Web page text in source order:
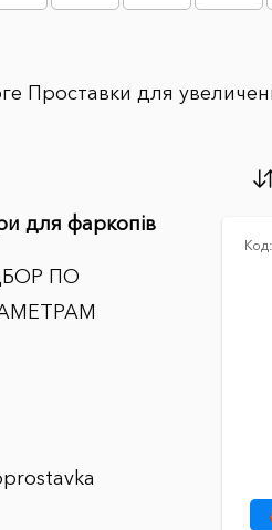
Проставки для
для фаркопів
ПО
Код: